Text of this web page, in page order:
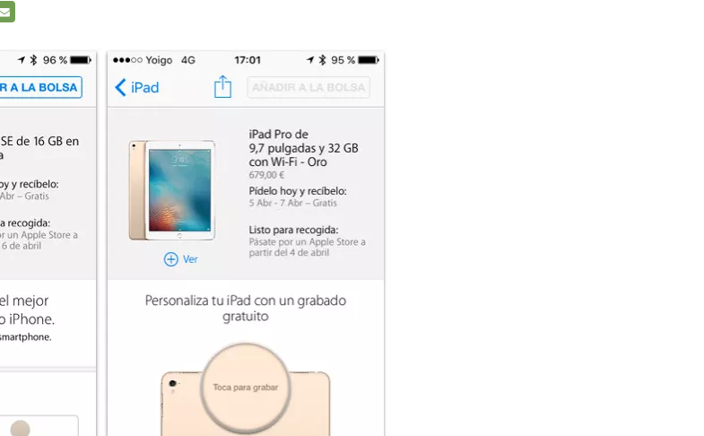
MAIL